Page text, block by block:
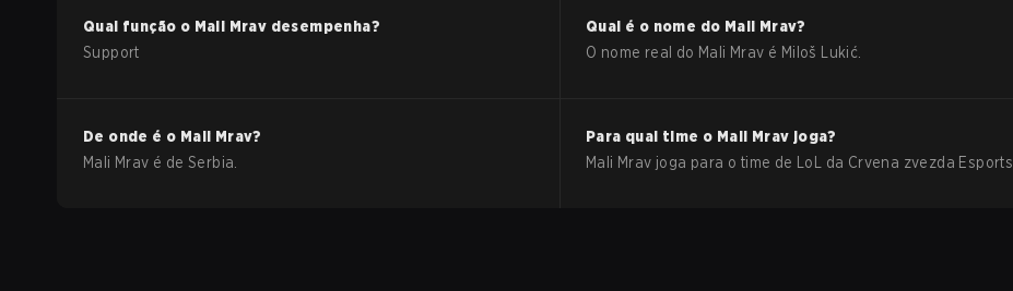
Qual função o Mali Mrav desempenha?
Support
Qual é o nome do Mali Mrav?
O nome real do Mali Mrav é Miloš Lukić
De onde é o Mali Mrav?
Mali Mrav é deSerbia
Para qual time o Mali Mrav joga?
Mali Mrav joga para o time de LoL da Crvena zvezda Esports